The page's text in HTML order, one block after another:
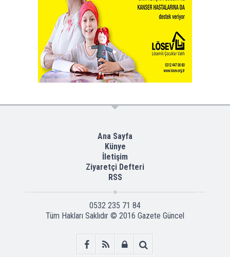
Ana Sayfa
Künye
İletişim
Ziyaretçi Defteri
RSS
0532 235 71 84
Tüm Hakları Saklıdır © 2016 Gazete Güncel